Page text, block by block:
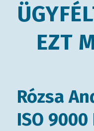
EZT
elnök